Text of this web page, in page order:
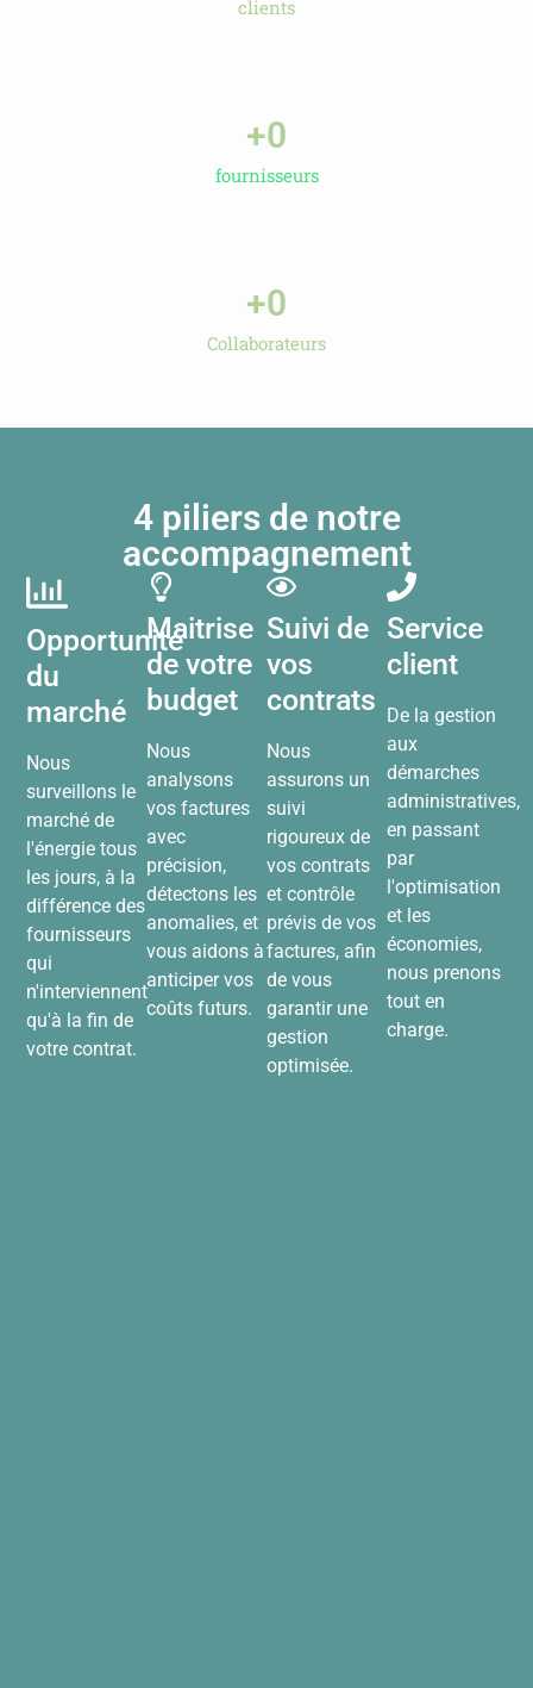
clients
fournisseurs
+0
Collaborateurs
+0
4 piliers de notre
accompagnement
Opportunité
du
marché
Nous
surveillons le
marché de
l'énergie tous
les jours, à la
différence des
fournisseurs
qui
n'interviennent
qu'à la fin de
votre contrat.
Maitrise
de votre
budget
Nous
analysons
vos factures
avec
précision,
détectons les
anomalies, et
vous aidons à
anticiper vos
coûts futurs.
Suivi de
vos
contrats
Nous
assurons un
suivi
rigoureux de
vos contrats
et contrôle
prévis de vos
factures, afin
de vous
garantir une
gestion
optimisée.
Service
client
De la gestion
aux
démarches
administratives,
en passant
par
l'optimisation
et les
économies,
nous prenons
tout en
charge.